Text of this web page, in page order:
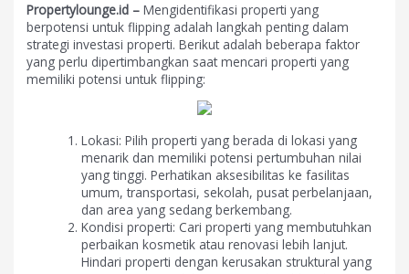
Propertylounge.id –Mengidentifikasi properti yang
berpotensi untuk flipping adalah langkah penting dalam
strategi investasi properti. Berikut adalah beberapa faktor
yang perlu dipertimbangkan saat mencari properti yang
memiliki potensi untuk flipping:
Lokasi: Pilih properti yang berada di lokasi yang
menarik dan memiliki potensi pertumbuhan nilai
yang tinggi. Perhatikan aksesibilitas ke fasilitas
umum, transportasi, sekolah, pusat perbelanjaan,
dan area yang sedang berkembang.
Kondisi properti: Cari properti yang membutuhkan
perbaikan kosmetik atau renovasi lebih lanjut.
Hindari properti dengan kerusakan struktural yang